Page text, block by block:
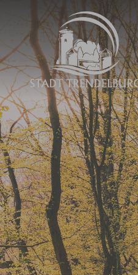
Zum Hauptinhalt springen